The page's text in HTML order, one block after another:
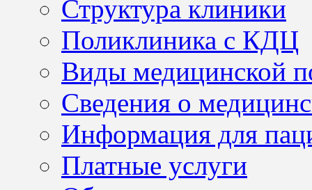
Структура клиники
Поликлиника с КДЦ
Виды медицинской
Сведения о
Информация для
Платные услуги